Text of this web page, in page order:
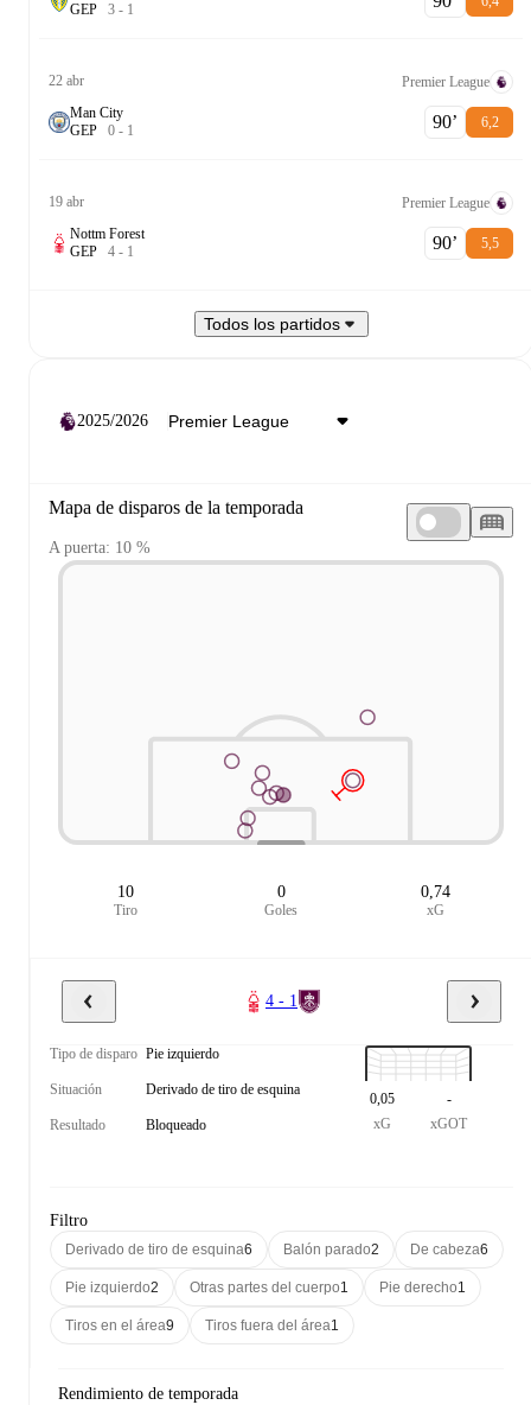
GEP 3 - 1
22 abr
Premier League
Man City
GEP 0 - 1 90‎’‎ 6,2
19 abr
Premier League
Nottm Forest
GEP 4 - 1 90‎’‎ 5,5
Todos los partidos
2025/2026
Mapa de disparos de la temporada
A puerta: 10 %
10
Tiro
0
Goles
0,74
xG
4 - 1
Tipo de disparo Pie izquierdo
Situación Derivado de tiro de esquina
Resultado Bloqueado
0,05
xG
-
xGOT
Filtro
Derivado de tiro de esquina6 Balón parado2 De cabeza6
Pie izquierdo2 Otras partes del cuerpo1 Pie derecho1
Tiros en el área9 Tiros fuera del área1
Rendimiento de temporada